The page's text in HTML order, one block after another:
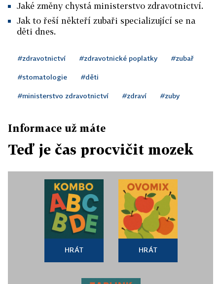
Jaké změny chystá ministerstvo zdravotnictví.
Jak to řeší někteří zubaři specializující se na
děti dnes.
#zdravotnictví #zdravotnické poplatky #zubař
#stomatologie #děti
#ministerstvo zdravotnictví #zdraví #zuby
Informace už máte
Teď je čas procvičit mozek
HRÁT HRÁT